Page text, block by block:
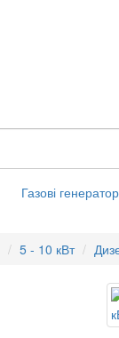
Газові
5 - 10 кВт